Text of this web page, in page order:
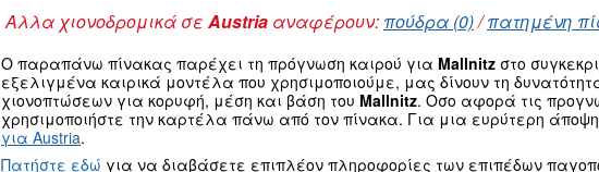
Αλλα χιονοδρομικά σε Austria αναφέρουν: πούδρα (0)/πατημένη
Ο παραπάνω πίνακας παρέχει τη πρόγνωση καιρού για Mallnitz στο
εξελιγμένα καιρικά μοντέλα που χρησιμοποιούμε, μας δίνουν τη
χιονοπτώσεων για κορυφή, μέση και βάση του Mallnitz. Οσο αφορά τις
χρησιμοποιήστε την καρτέλα πάνω από τον πίνακα. Για μια ευρύτερη
για Austria.
Πατήστε εδώ για να διαβάσετε επιπλέον πληροφορίες των επιπέδων